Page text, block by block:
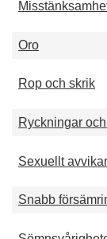
Oro
Rop och skrik
Ryckningar
Sexuellt
Snabb